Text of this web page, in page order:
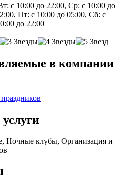
с 10:00 до 22:00, Ср: с 10:00 до
Пт: с 10:00 до 05:00, Сб: с
до 22:00
в компании
Ночные клубы, Организация и